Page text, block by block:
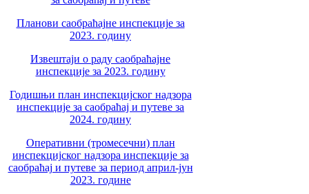
Планови саобраћајне инспекције за
2023. годину
Извештаји о раду саобраћајне
инспекције за 2023. годину
Годишњи план инспекцијског надзора
инспекције за саобраћај и путеве за
2024. годину
Оперативни (тромесечни) план
инспекцијског надзора инспекције за
саобраћај и путеве за период април-јун
2023. године